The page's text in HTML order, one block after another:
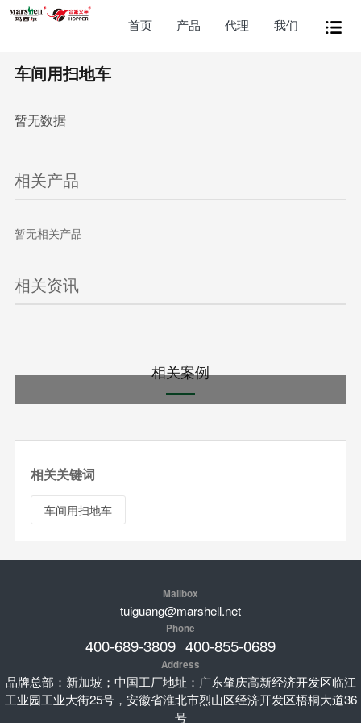
首页 产品 代理 我们
车间用扫地车
暂无数据
相关产品
暂无相关产品
相关资讯
相关案例
相关关键词
车间用扫地车
Mailbox
tuiguang@marshell.net
Phone
400-689-3809 400-855-0689
Address
品牌总部：新加坡；中国工厂地址：广东肇庆高新经济开发区临江
工业园工业大街25号，安徽省淮北市烈山区经济开发区梧桐大道36
号